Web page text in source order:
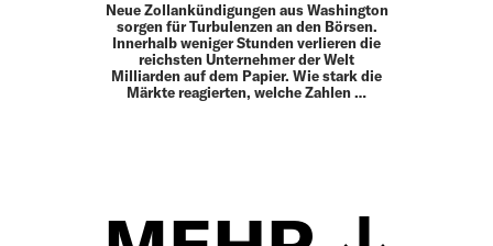
Neue Zollankündigungen aus Washington
sorgen für Turbulenzen an den Börsen.
Innerhalb weniger Stunden verlieren die
reichsten Unternehmer der Welt
Milliarden auf dem Papier. Wie stark die
Märkte reagierten, welche Zahlen …